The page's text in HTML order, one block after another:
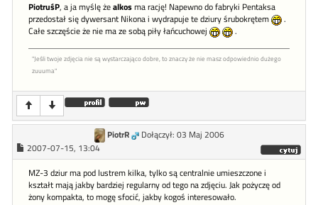
PiotruśP, a ja myślę żealkosma rację! Napewno do fabryki Pentaksa
przedostał się dywersant Nikona i wydrapuje te dziury śrubokrętem
.
Całe szczęście że nie ma ze sobą piły łańcuchowej
.
"Jeśli twoje zdjęcia nie są wystarczająco dobre, to znaczy że nie masz odpowiednio dużego
zuuuma"
PiotrR
Dołączył: 03 Maj 2006
2007-07-15, 13:04
MZ-3 dziur ma pod lustrem kilka, tylko są centralnie umieszczone i
kształt mają jakby bardziej regularny od tego na zdjęciu. Jak pożyczę od
żony kompakta, to mogę sfocić, jakby kogoś interesowało.